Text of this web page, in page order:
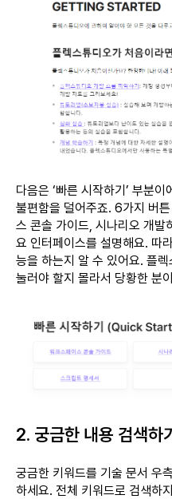
다음은 ‘빠른 시작하기’ 부분
불편함을 덜어주죠. 6가지 버
스 콘솔 가이드, 시나리오 개발
요 인터페이스를 설명해요. 따
능을 하는지 알 수 있어요. 플
눌러야 할지 몰라서 당황한 분
2. 궁금한 내용 검색하기
궁금한 키워드를 기술 문서 우
하세요. 전체 키워드로 검색하